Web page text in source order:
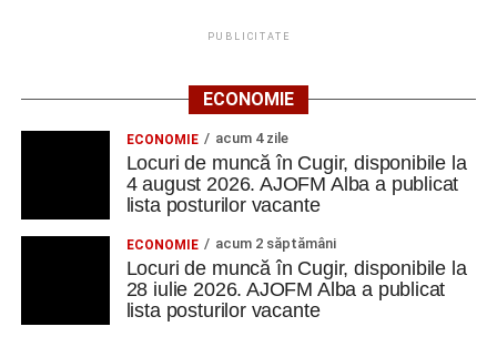
poșetă sau o gentuță, iar un obiect aparent lipsit de
Aceste activități ne-au făcut să înțelegem că
sustenabilitatea nu înseamnă doar politici europene și
concepte complexe. Înseamnă și să reparăm înainte să
aruncăm, să refolosim înainte să cumpărăm și să găsim
soluții creative pentru ceea ce avem deja”.
De la idee la campanie
În cadrul Design Lab Creation, echipele interculturale au
PUBLICITATE
ECONOMIE
ECONOMIE acum 4 zile
Locuri de muncă în Cugir, disponibile la
4 august 2026. AJOFM Alba a publicat
lista posturilor vacante
ECONOMIE acum 2 săptămâni
Locuri de muncă în Cugir, disponibile la
28 iulie 2026. AJOFM Alba a publicat
lista posturilor vacante